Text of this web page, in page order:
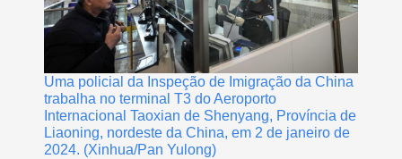
Uma policial da Inspeção de Imigração da China
trabalha no terminal T3 do Aeroporto
Internacional Taoxian de Shenyang, Província de
Liaoning, nordeste da China, em 2 de janeiro de
2024. (Xinhua/Pan Yulong)